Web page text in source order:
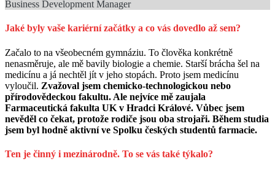
Business Development Manager
Jaké byly vaše kariérní začátky a co vás dovedlo až sem?
Začalo to na všeobecném gymnáziu. To člověka konkrétně
nenasměruje, ale mě bavily biologie a chemie. Starší brácha šel na
medicínu a já nechtěl jít v jeho stopách. Proto jsem medicínu
vyloučil. Zvažoval jsem chemicko-technologickou nebo
přírodovědeckou fakultu. Ale nejvíce mě zaujala
Farmaceutická fakulta UK v Hradci Králové. Vůbec jsem
nevěděl co čekat, protože rodiče jsou oba strojaři. Během studia
jsem byl hodně aktivní ve Spolku českých studentů farmacie.
Ten je činný i mezinárodně. To se vás také týkalo?